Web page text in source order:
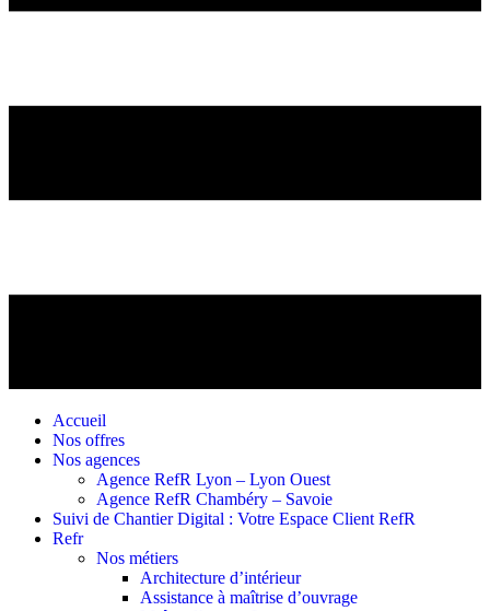
Accueil
Nos offres
Nos agences
Agence RefR Lyon – Lyon Ouest
Agence RefR Chambéry – Savoie
Suivi de Chantier Digital : Votre Espace Client RefR
Refr
Nos métiers
Architecture d’intérieur
Assistance à maîtrise d’ouvrage